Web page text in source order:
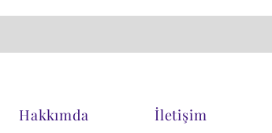
Hakkımda İletişim